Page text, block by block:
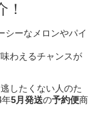
シーなメロンやパイ
わえるチャンスが
したくない人のた
年5月発送の予約便商